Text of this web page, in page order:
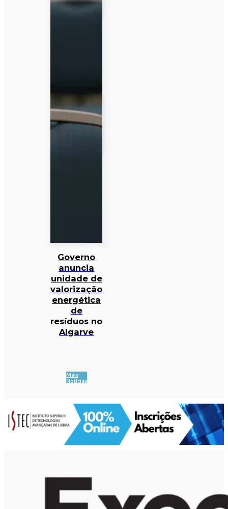
Governo
anuncia
unidade de
valorização
energética
de
resíduos no
Algarve
Mais
Notícias